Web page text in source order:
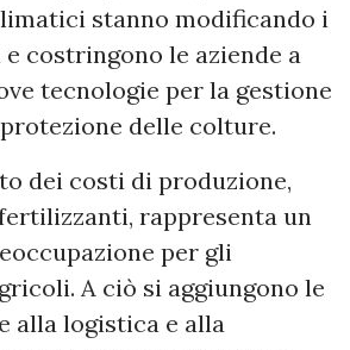
stanno modificando i
costringono le aziende a
tecnologie per la gestione
delle colture.
dei costi di produzione,
rappresenta un
per gli
A ciò si aggiungono le
alla logistica e alla